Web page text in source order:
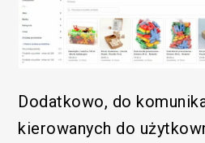
Dodatkowo, do
kierowanych do